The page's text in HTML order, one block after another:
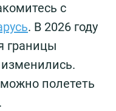
с
. В 2026 году
границы
полететь